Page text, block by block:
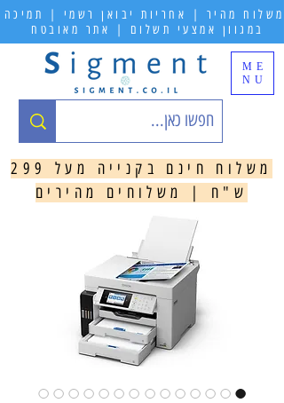
ME
NU
משלוח מהיר | אחריות יבואן רשמי | תמיכה
במגוון אמצעי תשלום | אתר מאובטח
משלוח חינם בקנייה מעל 299
ש"ח | משלוחים מהירים